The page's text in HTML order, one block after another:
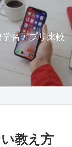
学習アプリ比較
教え方